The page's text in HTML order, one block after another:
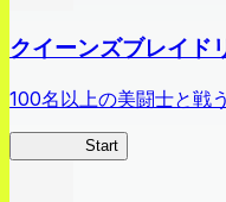
クイーンズブレイド
100名以上の美闘士と戦
Start